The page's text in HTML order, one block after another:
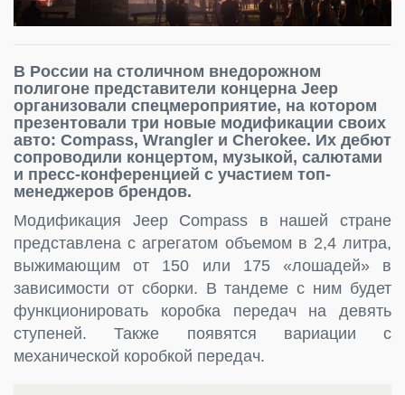
В России на столичном внедорожном
полигоне представители концерна Jeep
организовали спецмероприятие, на котором
презентовали три новые модификации своих
авто: Compass, Wrangler и Cherokee. Их дебют
сопроводили концертом, музыкой, салютами
и пресс-конференцией с участием топ-
менеджеров брендов.
Модификация Jeep Compass в нашей стране
представлена с агрегатом объемом в 2,4 литра,
выжимающим от 150 или 175 «лошадей» в
зависимости от сборки. В тандеме с ним будет
функционировать коробка передач на девять
ступеней. Также появятся вариации с
механической коробкой передач.